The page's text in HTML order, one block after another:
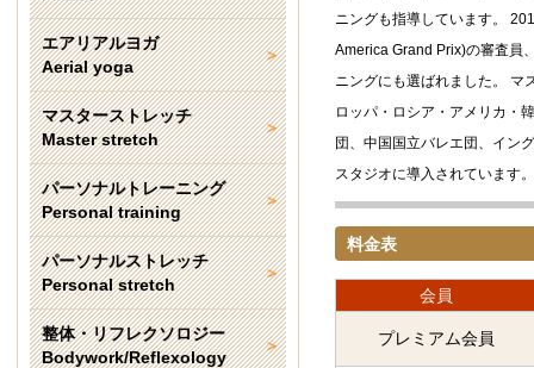
エアリアルヨガ
Aerial yoga
マスターストレッチ
Master stretch
パーソナルトレーニング
Personal training
パーソナルストレッチ
Personal stretch
整体・リフレクソロジー
Bodywork/Reflexology
ニングも指導しています。
America Grand Prix)の審査員
ニングにも選ばれました。
ロッパ・ロシア・アメリカ・
団、中国国立バレエ団、イン
スタジオに導入されています。
料金表
会員
プレミアム会員